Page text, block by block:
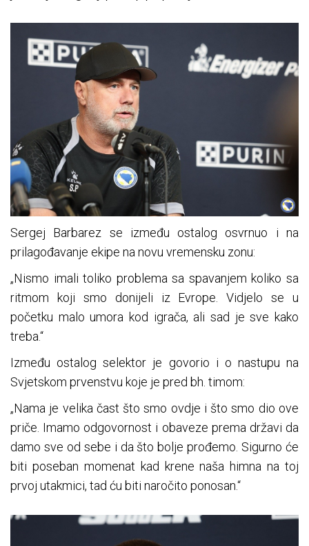
Sergej Barbarez se između ostalog osvrnuo i na
prilagođavanje ekipe na novu vremensku zonu:
„Nismo imali toliko problema sa spavanjem koliko sa
ritmom koji smo donijeli iz Evrope. Vidjelo se u
početku malo umora kod igrača, ali sad je sve kako
treba.“
Između ostalog selektor je govorio i o nastupu na
Svjetskom prvenstvu koje je pred bh. timom:
„Nama je velika čast što smo ovdje i što smo dio ove
priče. Imamo odgovornost i obaveze prema državi da
damo sve od sebe i da što bolje prođemo. Sigurno će
biti poseban momenat kad krene naša himna na toj
prvoj utakmici, tad ću biti naročito ponosan.“